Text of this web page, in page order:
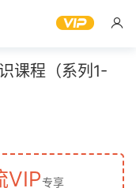
课程（系列1-
VIP专享